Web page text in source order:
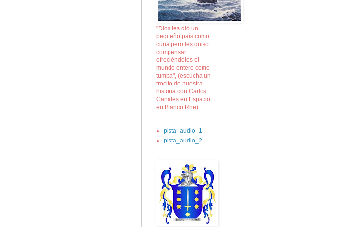
"Dios les dió un
pequeño país como
cuna pero les quiso
compensar
ofreciéndoles el
mundo entero como
tumba", (escucha un
trocito de nuestra
historia con Carlos
Canales en Espacio
en Blanco Rne)
pista_audio_1
pista_audio_2